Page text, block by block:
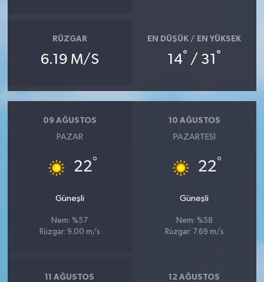
RÜZGAR
6.19 M/S
EN DÜŞÜK / EN YÜKSEK
14° / 31 °
09 AĞUSTOS
PAZAR
22°
Güneşli
Nem: %57
Rüzgar: 9.00 m/s
10 AĞUSTOS
PAZARTESI
22°
Güneşli
Nem: %58
Rüzgar: 7.69 m/s
11 AĞUSTOS 12 AĞUSTOS